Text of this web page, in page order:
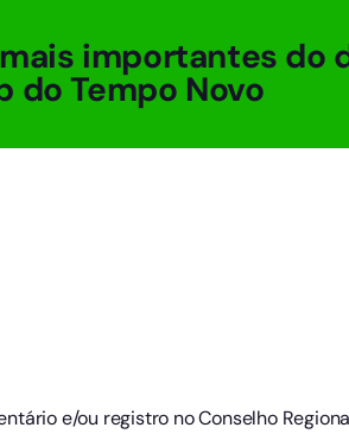
importantes do
do Tempo Novo
e/ou registro no Conselho